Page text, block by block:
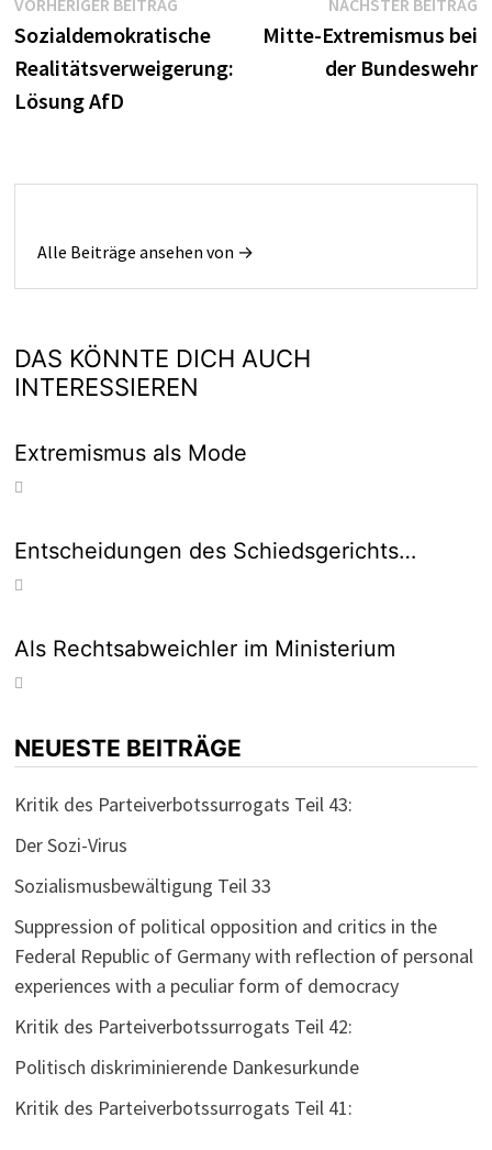
VORHERIGER BEITRAG
Beitrag:
Sozialdemokratische
Realitätsverweigerung:
Lösung AfD
NÄCHSTER BEITRAG
Mitte-Extremismus bei
der Bundeswehr
Alle Beiträge ansehen von →
DAS KÖNNTE DICH AUCH
INTERESSIEREN
Extremismus als Mode
Entscheidungen des Schiedsgerichts…
Als Rechtsabweichler im Ministerium
NEUESTE BEITRÄGE
Kritik des Parteiverbotssurrogats Teil 43:
Der Sozi-Virus
Sozialismusbewältigung Teil 33
Suppression of political opposition and critics in the
Federal Republic of Germany with reflection of personal
experiences with a peculiar form of democracy
Kritik des Parteiverbotssurrogats Teil 42:
Politisch diskriminierende Dankesurkunde
Kritik des Parteiverbotssurrogats Teil 41: